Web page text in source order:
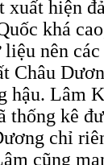
xuất hiện
khá
liệu nên
Châu
hậu. Lâm
thống kê
chỉ
cũng